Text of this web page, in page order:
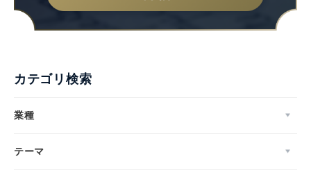
カテゴリ検索
業種
テーマ